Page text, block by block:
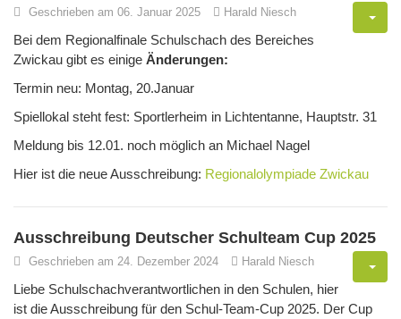
Geschrieben am 06. Januar 2025 Harald Niesch
Bei dem Regionalfinale Schulschach des Bereiches
Zwickau gibt es einige Änderungen:
Termin neu: Montag, 20.Januar
Spiellokal steht fest: Sportlerheim in Lichtentanne, Hauptstr. 31
Meldung bis 12.01. noch möglich an Michael Nagel
Hier ist die neue Ausschreibung: Regionalolympiade Zwickau
Ausschreibung Deutscher Schulteam Cup 2025
Geschrieben am 24. Dezember 2024 Harald Niesch
Liebe Schulschachverantwortlichen in den Schulen, hier
ist die Ausschreibung für den Schul-Team-Cup 2025. Der Cup